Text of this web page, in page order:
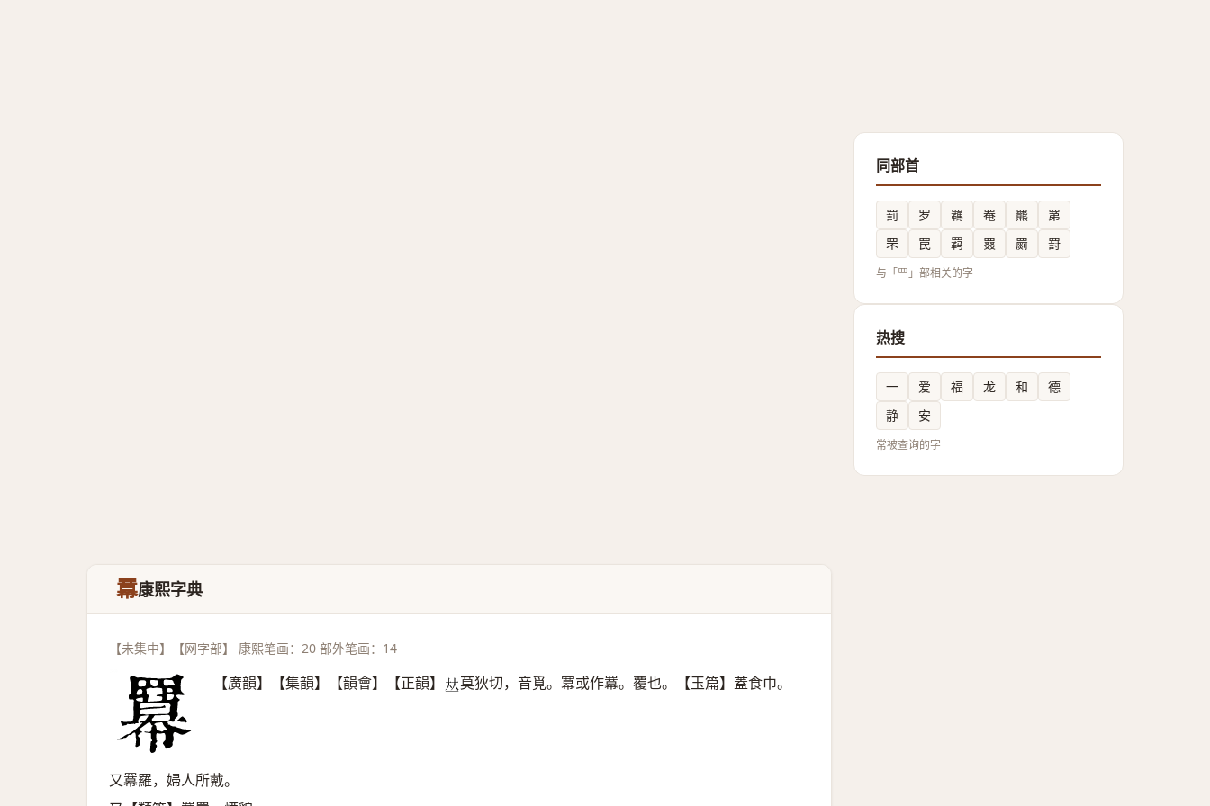
羃康熙字典
【未集中】【网字部】 康熙笔画：20 部外笔画：14
【廣韻】【集韻】【韻會】【正韻】 𠀤莫狄切，音覓。冪或作羃。覆也。【玉篇】蓋食巾。
又羃羅，婦人所戴。
同部首
罰 罗 羈 罨 羆
罤
罘
罠 羁 罬 罽 罸
与「罒」部相关的字
热搜
一 爱 福 龙 和
德
静
安
常被查询的字